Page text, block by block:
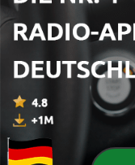
La Zanzara